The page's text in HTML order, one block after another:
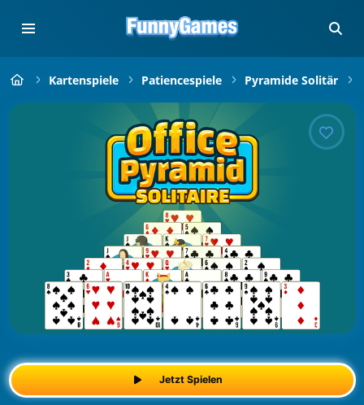
Kartenspiele Patiencespiele Pyramide Solitär
Jetzt Spielen